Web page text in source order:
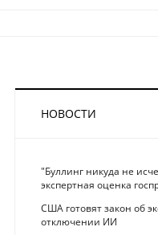
НОВОСТИ
"Буллинг никуда не
экспертная оценка
США готовят закон об
отключении ИИ